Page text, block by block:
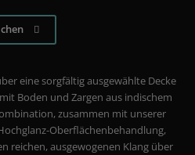
eine sorgfältig ausgewählte Decke
Boden und Zargen aus indischem
zusammen mit unserer
Oberflächenbehandlung,
reichen, ausgewogenen Klang über